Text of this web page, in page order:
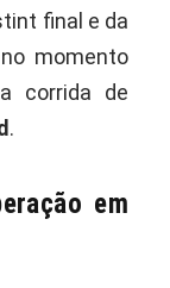
final e da
momento
corrida de
.
em